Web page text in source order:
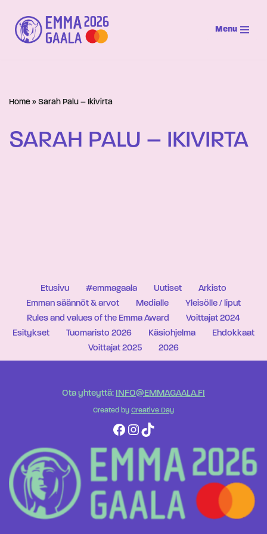
Siirry
suoraan
Menu
Home » Sarah Palu – Ikivirta
SARAH PALU – IKIVIRTA
Etusivu #emmagaala Uutiset
Arkisto
Emman säännöt & arvot
Medialle
Yleisölle / liput
Rules and values of the Emma Award
Voittajat 2024
Esitykset
Tuomaristo 2026 Käsiohjelma
Ehdokkaat
Voittajat 2025
2026
Ota yhteyttä: INFO@EMMAGAALA.FI
Created by Creative Day